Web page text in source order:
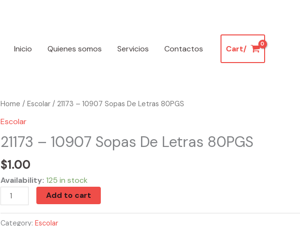
Inicio Quienes somos Servicios Contactos Cart/
Home / Escolar/ 21173 – 10907 Sopas De Letras 80PGS
Escolar
21173 – 10907 Sopas De Letras 80PGS
$1.00
Availability: 125 in stock
21173
-
Sopas
Letras
80PGS
quantity
Add to cart
Category: Escolar